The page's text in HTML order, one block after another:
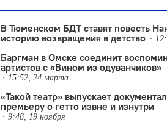
В Тюменском БДТ ставят повесть
историю возвращения в детство
Баргман в Омске соединит
артистов с «Вином из одуванчиков»
15:52, 24 марта
«Такой театр» выпускает
премьеру о гетто извне и изнутри
9:48, 19 ноября